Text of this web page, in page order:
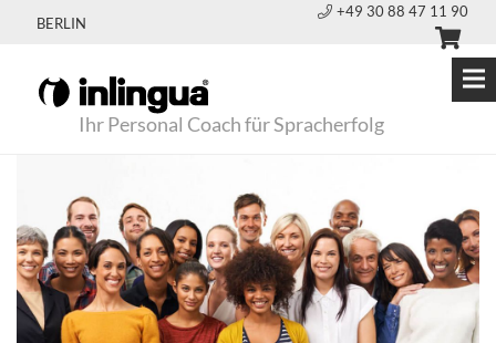
BERLIN
+49 30 88 47 11 90
Ihr Personal Coach für Spracherfolg